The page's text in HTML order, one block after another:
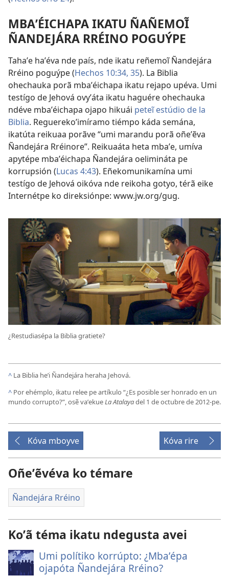
MBAʼÉICHAPA IKATU ÑAÑEMOĨ
ÑANDEJÁRA RRÉINO POGUÝPE
Tahaʼe haʼéva nde país, nde ikatu reñemoĩ Ñandejára
Rréino poguýpe (Hechos 10:34, 35). La Biblia
ohechauka porã mbaʼéichapa ikatu rejapo upéva. Umi
testígo de Jehová ovyʼáta ikatu haguére ohechauka
ndéve mbaʼéichapa ojapo hikuái peteĩ estúdio de la
Biblia. Reguerekoʼimíramo tiémpo káda semána,
ikatúta reikuaa porãve “umi marandu porã oñeʼẽva
Ñandejára Rréinore”. Reikuaáta heta mbaʼe, umíva
apytépe mbaʼéichapa Ñandejára oelimináta pe
korrupsión (Lucas 4:43). Eñekomunikamína umi
testígo de Jehová oikóva nde reikoha gotyo, térã eike
Internétpe ko direksiónpe: www.jw.org/gug.
¿Restudiasépa la Biblia gratiete?
^ La Biblia heʼi Ñandejára heraha Jehová.
^ Por ehémplo, ikatu relee pe artíkulo “¿Es posible ser honrado en un
mundo corrupto?”, osẽ vaʼekue La Atalayadel 1 de octubre de 2012-pe.
Kóva mboyve Kóva rire
Oñeʼẽvéva ko témare
Ñandejára Rréino
Koʼã téma ikatu ndegusta avei
Umi polítiko korrúpto: ¿Mbaʼépa
ojapóta Ñandejára Rréino?